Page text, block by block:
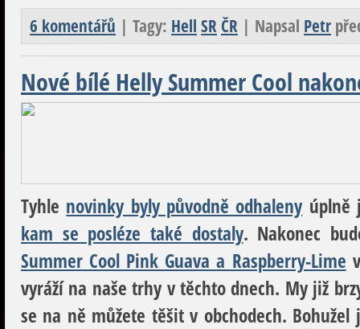
6 komentářů | Tagy: Hell SRČR | Napsal Petr
Nové bílé Helly Summer Cool
Tyhle novinky byly původně odhalenyúplně
kam se posléze také dostaly. Nakonec
Summer Cool Pink Guava a Raspberry-Lime
vyráží na naše trhy v těchto dnech. My již
se na ně můžete těšit v obchodech.